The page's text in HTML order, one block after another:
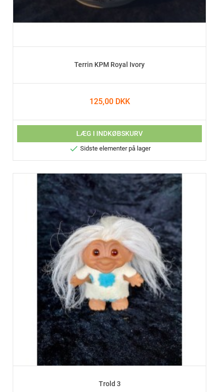
Terrin KPM Royal Ivory
125,00 DKK
LÆG I INDKØBSKURV
 Sidste elementer på lager
Trold 3